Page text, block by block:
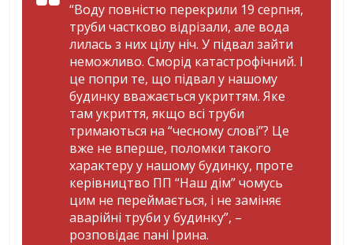
“Воду повністю перекрили 19 серпня,
труби частково відрізали, але вода
лилась з них цілу ніч. У підвал зайти
неможливо. Сморід катастрофічний. І
це попри те, що підвал у нашому
будинку вважається укриттям. Яке
там укриття, якщо всі труби
тримаються на “чесному слові”? Це
вже не вперше, поломки такого
характеру у нашому будинку, проте
керівництво ПП “Наш дім” чомусь
цим не переймається, і не заміняє
аварійні труби у будинку”, –
розповідає пані Ірина.